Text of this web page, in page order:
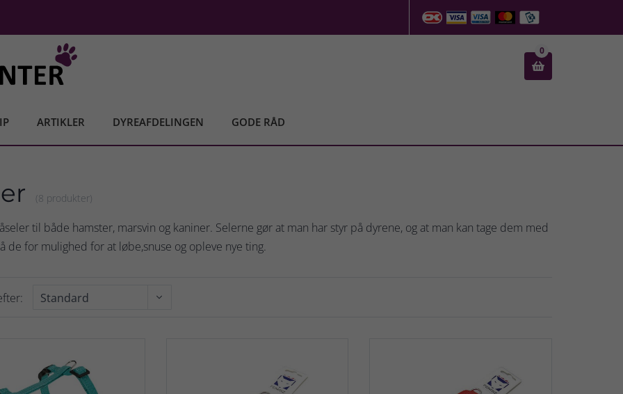

0
ARTIKLER DYREAFDELINGEN GODE RÅD
(8 produkter)
til både hamster, marsvin og kaniner. Selerne gør at man har styr på dyrene, og at man kan tage dem med
de for mulighed for at løbe,snuse og opleve nye ting.